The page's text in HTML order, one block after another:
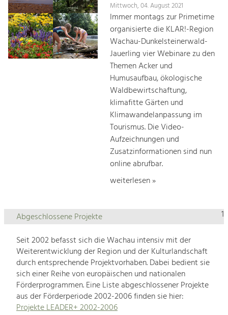
Mittwoch, 04. August 2021
Immer montags zur Primetime
organisierte die KLAR!-Region
Wachau-Dunkelsteinerwald-
Jauerling vier Webinare zu den
Themen Acker und
Humusaufbau, ökologische
Waldbewirtschaftung,
klimafitte Gärten und
Klimawandelanpassung im
Tourismus. Die Video-
Aufzeichnungen und
Zusatzinformationen sind nun
online abrufbar.
weiterlesen »
1
Abgeschlossene Projekte
Seit 2002 befasst sich die Wachau intensiv mit der
Weiterentwicklung der Region und der Kulturlandschaft
durch entsprechende Projektvorhaben. Dabei bedient sie
sich einer Reihe von europäischen und nationalen
Förderprogrammen. Eine Liste abgeschlossener Projekte
aus der Förderperiode 2002-2006 finden sie hier:
Projekte LEADER+ 2002-2006